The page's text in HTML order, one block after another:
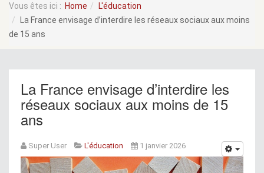
Vous êtes ici : Home
L'éducation
La France envisage d’interdire les réseaux sociaux aux moins
de 15 ans
La France envisage d’interdire les
réseaux sociaux aux moins de 15
ans
Super User L'éducation 1 janvier 2026